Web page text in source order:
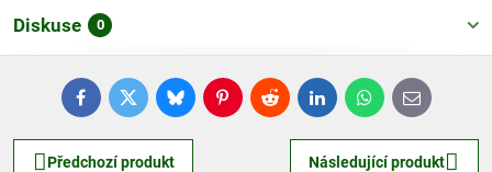
Diskuse 0
FacebookTwitterBlueskyPinterestRedditLinkedInWhatsApp
E-
mail
Předchozí produkt Následující produkt